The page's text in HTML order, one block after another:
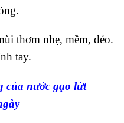
thơm nhẹ, mềm, dẻo.
tay.
của nước gạo lứt